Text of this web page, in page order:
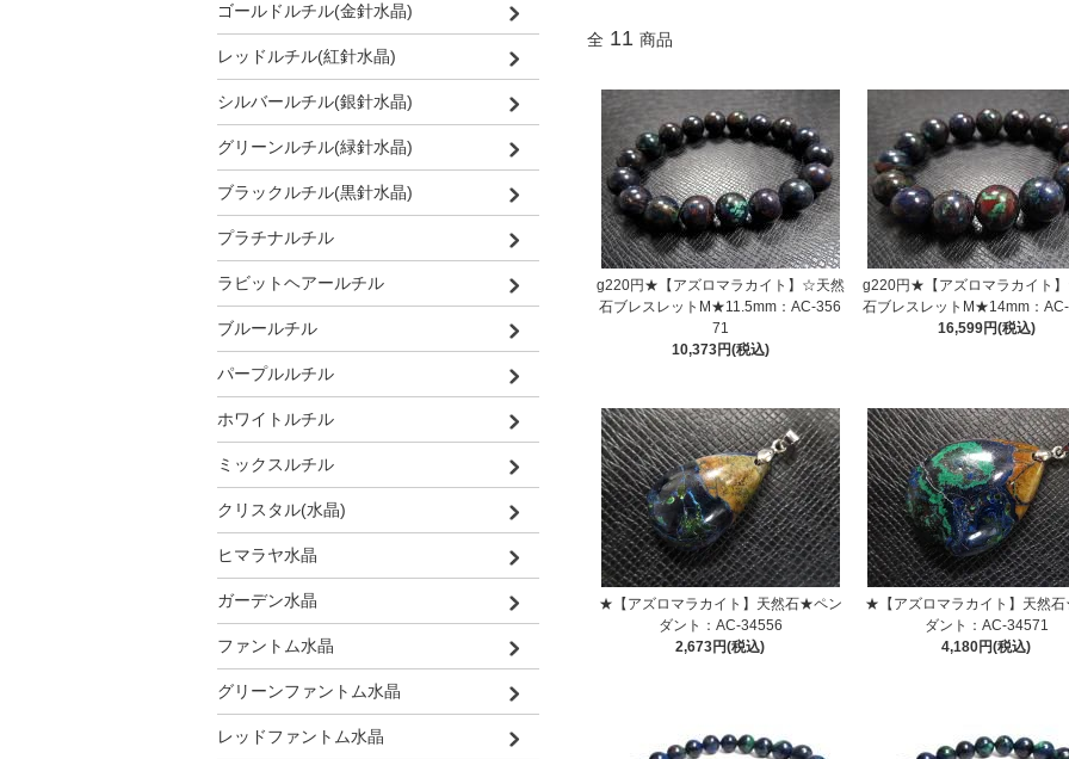
全 11 商品
g220円★【アズロマラカイト】☆天然
石ブレスレットM★11.5mm：AC-356
71
10,373円(税込)
g220円★【アズロマラカイト
石ブレスレットM★14mm：
16,599円(税込)
★【アズロマラカイト】天然石★ペン
ダント：AC-34556
2,673円(税込)
★【アズロマラカイト】天然
ダント：AC-34571
4,180円(税込)
ゴールドルチル(金針水晶)
レッドルチル(紅針水晶)
シルバールチル(銀針水晶)
グリーンルチル(緑針水晶)
ブラックルチル(黒針水晶)
プラチナルチル
ラビットヘアールチル
ブルールチル
パープルルチル
ホワイトルチル
ミックスルチル
クリスタル(水晶)
ヒマラヤ水晶
ガーデン水晶
ファントム水晶
グリーンファントム水晶
レッドファントム水晶